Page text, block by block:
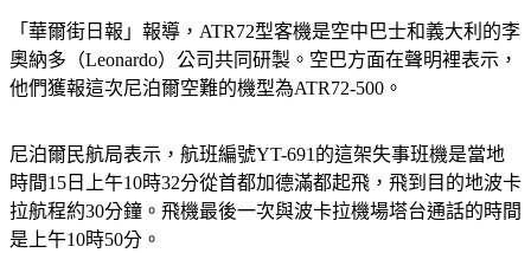
「華爾街日報」報導，ATR72型客機是空中巴士和義大利的李
奧納多（Leonardo）公司共同研製。空巴方面在聲明裡表示，
他們獲報這次尼泊爾空難的機型為ATR72-500。
尼泊爾民航局表示，航班編號YT-691的這架失事班機是當地
時間15日上午10時32分從首都加德滿都起飛，飛到目的地波卡
拉航程約30分鐘。飛機最後一次與波卡拉機場塔台通話的時間
是上午10時50分。